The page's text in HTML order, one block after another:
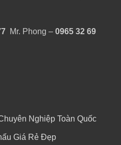
Mr. Phong – 0965 32 69
Nghiệp Toàn Quốc
Giá Rẻ Đẹp